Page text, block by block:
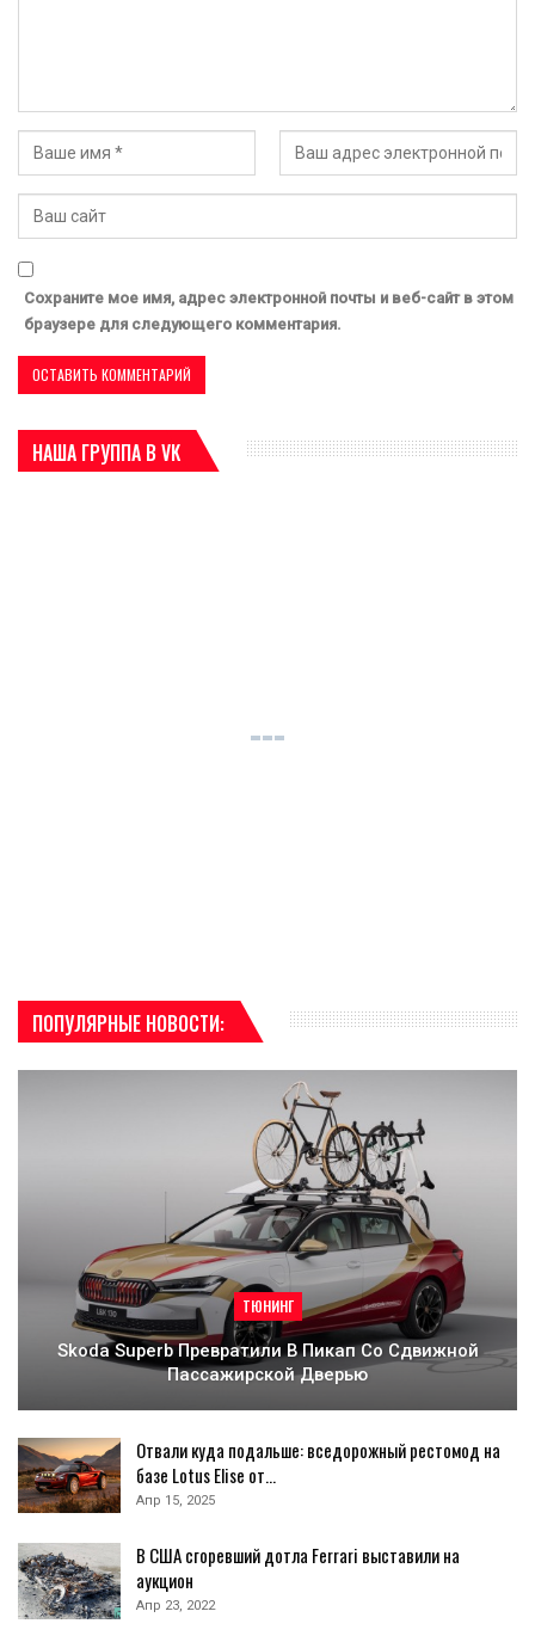
Сохраните мое имя, адрес электронной почты и веб-сайт в этом
браузере для следующего комментария.
НАША ГРУППА В VK
ПОПУЛЯРНЫЕ НОВОСТИ:
ТЮНИНГ
Skoda Superb Превратили В Пикап Со Сдвижной
Пассажирской Дверью
Отвали куда подальше: вседорожный рестомод на
базе Lotus Elise от…
Апр 15, 2025
В США сгоревший дотла Ferrari выставили на
аукцион
Апр 23, 2022